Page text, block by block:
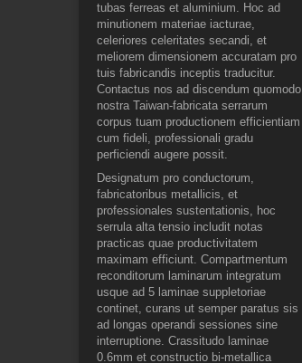
tubas ferreas et aluminium. Hoc ad
minutionem materiae iacturae,
celeriores celeritates secandi, et
meliorem dimensionem accuratam pro
tuis fabricandis inceptis traducitur.
Contactus nos ad discendum quomodo
nostra Taiwan-fabricata serrarum
corpus tuam productionem efficientiam
cum fideli, professionali gradu
perficiendi augere possit.
Designatum pro conductorum,
fabricatoribus metallicis, et
professionales sustentationis, hoc
serrula alta tensio includit notas
practicas quae productivitatem
maximam efficiunt. Compartmentum
reconditorum laminarum integratum
usque ad 5 laminae suppletoriae
continet, curans ut semper paratus sis
ad longas operandi sessiones sine
interruptione. Crassitudo laminae
0.6mm et constructio bi-metallica